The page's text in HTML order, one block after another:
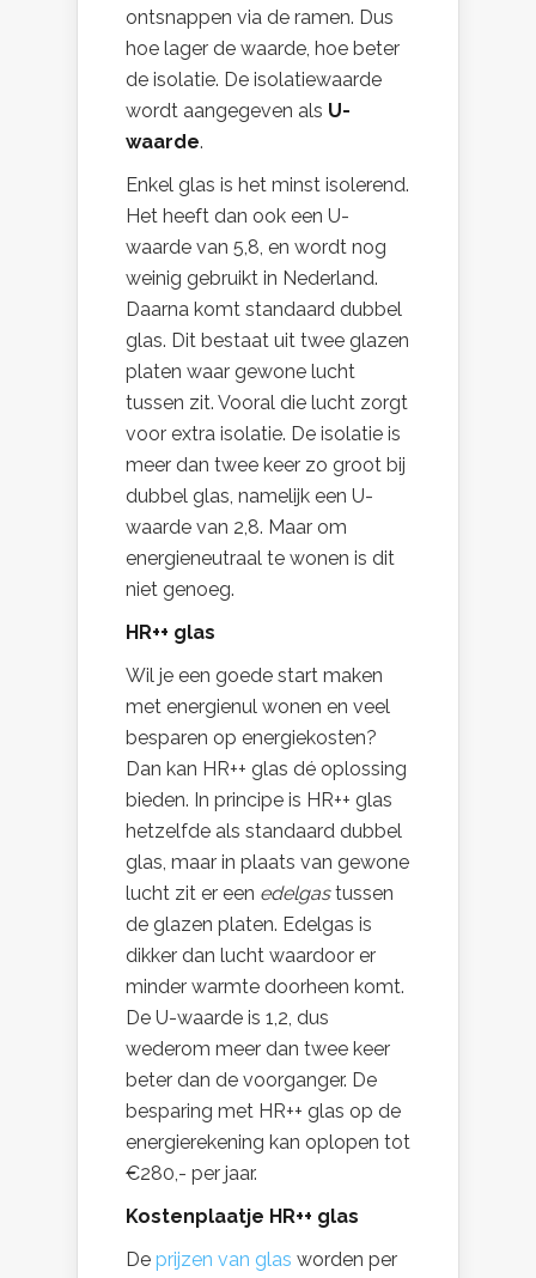
ontsnappen via de ramen. Dus
hoe lager de waarde, hoe beter
de isolatie. De isolatiewaarde
wordt aangegeven als U-
waarde.
Enkel glas is het minst isolerend.
Het heeft dan ook een U-
waarde van 5,8, en wordt nog
weinig gebruikt in Nederland.
Daarna komt standaard dubbel
glas. Dit bestaat uit twee glazen
platen waar gewone lucht
tussen zit. Vooral die lucht zorgt
voor extra isolatie. De isolatie is
meer dan twee keer zo groot bij
dubbel glas, namelijk een U-
waarde van 2,8. Maar om
energieneutraal te wonen is dit
niet genoeg.
HR++ glas
Wil je een goede start maken
met energienul wonen en veel
besparen op energiekosten?
Dan kan HR++ glas dé oplossing
bieden. In principe is HR++ glas
hetzelfde als standaard dubbel
glas, maar in plaats van gewone
lucht zit er een edelgastussen
de glazen platen. Edelgas is
dikker dan lucht waardoor er
minder warmte doorheen komt.
De U-waarde is 1,2, dus
wederom meer dan twee keer
beter dan de voorganger. De
besparing met HR++ glas op de
energierekening kan oplopen tot
€280,- per jaar.
Kostenplaatje HR++ glas
De prijzen van glas worden per